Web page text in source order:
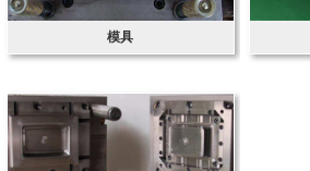
模具